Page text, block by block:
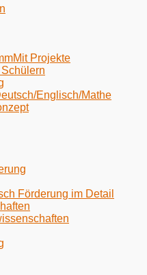
Projekte
Englisch/Mathe
Förderung im Detail